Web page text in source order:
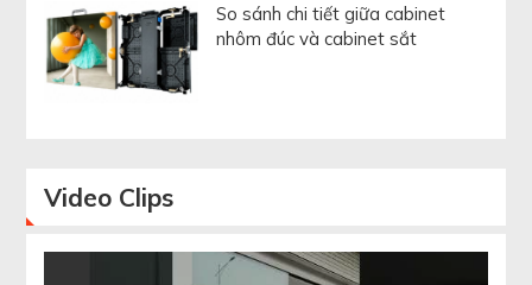
So sánh chi tiết giữa cabinet
nhôm đúc và cabinet sắt
Video Clips